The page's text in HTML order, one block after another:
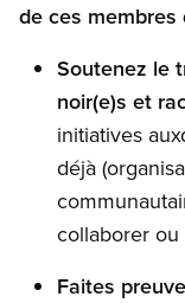
de ces
Soutenez le
noir(e)s et
initiatives
déjà
collaborer
Faites